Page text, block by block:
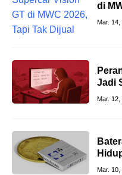
di
Mar. 14,
Jadi
Mar. 12,
Mar. 10,